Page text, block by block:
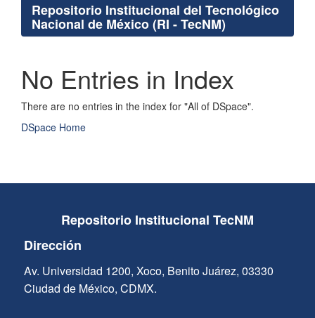
Repositorio Institucional del Tecnológico
Nacional de México (RI - TecNM)
No Entries in Index
There are no entries in the index for "All of DSpace".
DSpace Home
Repositorio Institucional TecNM
Dirección
Av. Universidad 1200, Xoco, Benito Juárez, 03330
Ciudad de México, CDMX.